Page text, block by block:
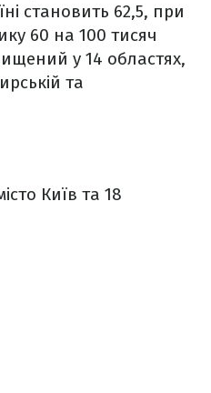
становить 62,5, при
60 на 100 тисяч
у 14 областях,
та
Київ та 18